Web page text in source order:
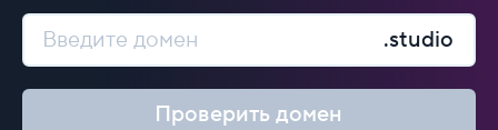
.studio
Проверить домен